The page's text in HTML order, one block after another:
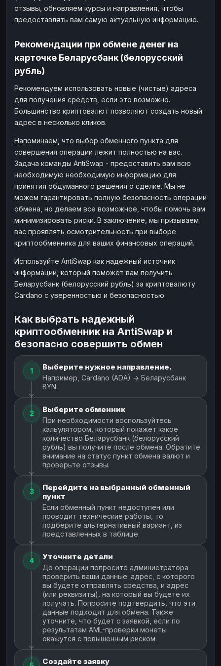
отзывы, обновляем курсы и направления, чтобы
предоставлять вам самую актуальную информацию.
Рекомендации при обмене денег на
карточке Беларусбанк (белорусский
рубль)
Рекомендуем использовать новые (чистые) адреса
для получения средств, если это возможно.
Большинство криптовалют позволяют создать новый
адрес в несколько кликов.
Напоминаем, что выбор обменного пункта для
совершения операции лежит полностью на вас.
Задача команды AntiSwap - предоставить вам всю
необходимую необходимую информацию для
принятия обдуманного решения о сделке. Мы не
можем гарантировать полную безопасность операции
обмена, но делаем все возможное, чтобы помочь вам
минимизировать риски. В заключение, мы призываем
вас проявлять осмотрительность при выборе
криптообменника для ваших финансовых операций.
Используйте AntiSwap как надежный источник
информации, который поможет вам получить
Беларусбанк (белорусский рубль) за криптовалюту
Cardano с уверенностью и безопасностью.
Как выбрать надежный
криптообменник на AntiSwap и
безопасно совершить обмен
1 Выберите нужное направление.
Например, Cardano (ADA) → Беларусбанк
BYN.
2 Выберите обменник
При необходимости воспользуйтесь
кальулятором, который покажет какое
количество Беларусбанк (белорусский
рубль) вы получите после обмена. Обратите
внимание на статус пункт обмена валют и
проверьте отзывы.
3
Перейдите на выбранный обменный
пункт
Если обменный пункт недоступен или
проводит технические работы, то
подберите альтернативный вариант, из
представленных в таблице.
4 Уточните детали
До операции попросите администратора
проверить ваши данные: адрес, с которого
вы будете отправлять средства, и адрес
(или реквизиты), на который вы будете их
получать. Попросите подтвердить, что эти
данные подходят для обмена. Также
уточните, что будет с заявкой, если по
результатам AML-проверки монеты
окажутся с повышенным риском.
Создайте заявку